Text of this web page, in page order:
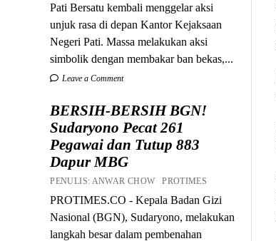
Pati Bersatu kembali menggelar aksi
unjuk rasa di depan Kantor Kejaksaan
Negeri Pati. Massa melakukan aksi
simbolik dengan membakar ban bekas,...
Leave a Comment
BERSIH-BERSIH BGN!
Sudaryono Pecat 261
Pegawai dan Tutup 883
Dapur MBG
PENULIS: ANWAR CHOW PROTIMES
PROTIMES.CO - Kepala Badan Gizi
Nasional (BGN), Sudaryono, melakukan
langkah besar dalam pembenahan